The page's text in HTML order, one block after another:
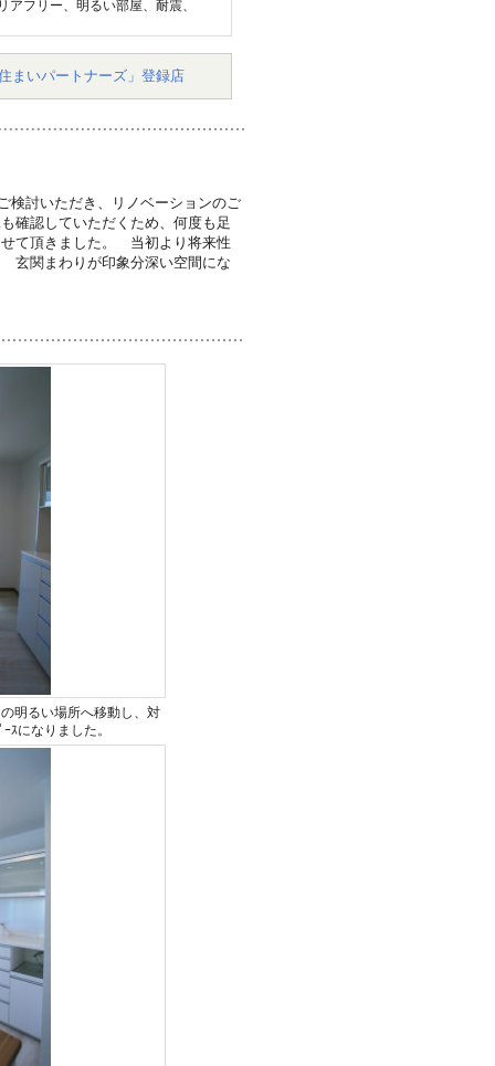
アフリー、明るい部屋、耐震、
まいパートナーズ」登録店
検討いただき、リノベーションのご
確認していただくため、何度も足
て頂きました。 当初より将来性
玄関まわりが印象分深い空間にな
明るい場所へ移動し、対
ｽになりました。